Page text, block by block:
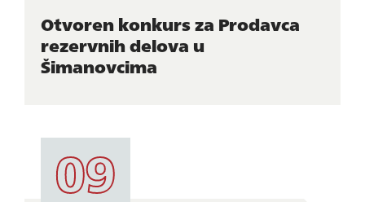
Otvoren konkurs za Prodavca
rezervnih delova u
Šimanovcima
09